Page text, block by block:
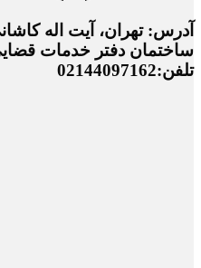
آدرس: تهران، آیت اله
تلفن:02144097162